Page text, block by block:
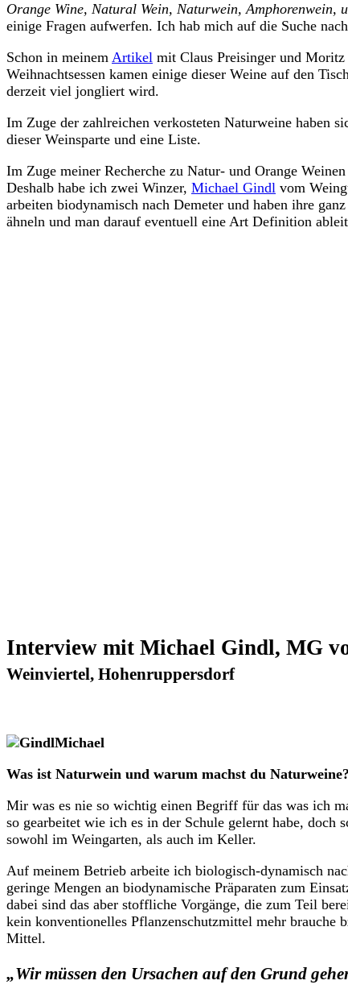
Orange Wine, Natural Wein, Naturwein, Amphorenwein,
einige Fragen aufwerfen. Ich hab mich auf die Suche
Schon in meinem Artikel mit Claus Preisinger und
Weihnachtsessen kamen einige dieser Weine auf den
derzeit viel jongliert wird.
Im Zuge der zahlreichen verkosteten Naturweine haben
dieser Weinsparte und eine Liste.
Im Zuge meiner Recherche zu Natur- und Orange
Deshalb habe ich zwei Winzer, Michael Gindl vom
arbeiten biodynamisch nach Demeter und haben ihre
ähneln und man darauf eventuell eine Art Definition
Interview mit Michael Gindl, MG
Weinviertel, Hohenruppersdorf
Was ist Naturwein und warum machst du Naturweine?
Mir was es nie so wichtig einen Begriff für das was ich
so gearbeitet wie ich es in der Schule gelernt habe,
sowohl im Weingarten, als auch im Keller.
Auf meinem Betrieb arbeite ich biologisch-dynamisch
geringe Mengen an biodynamische Präparaten zum
dabei sind das aber stoffliche Vorgänge, die zum Teil
kein konventionelles Pflanzenschutzmittel mehr brauche
Mittel.
„Wir müssen den Ursachen auf den Grund